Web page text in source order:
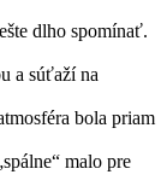
dlho spomínať.
a súťaží na
bola priam
malo pre